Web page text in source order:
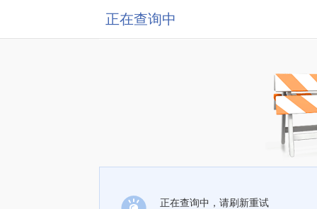
正在查询中
正在查询中，请刷新重试